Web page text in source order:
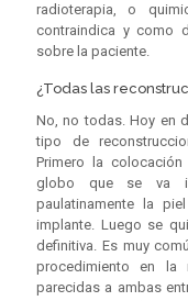
radioterapia, o
contraindica y como
sobre la paciente.
¿Todas las
No, no todas. Hoy en
tipo de
Primero la
globo que se va
paulatinamente la
implante. Luego se
definitiva. Es muy
procedimiento en la
parecidas a ambas